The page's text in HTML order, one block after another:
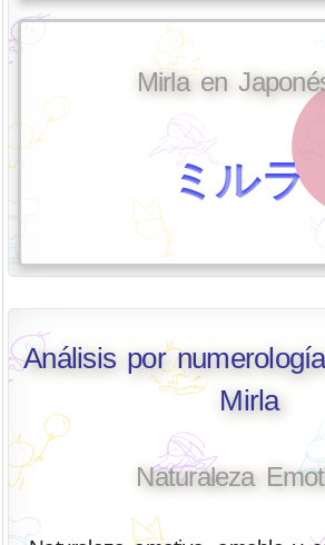
Mirla en
ミルラ
Análisis por
Mirla
Naturaleza